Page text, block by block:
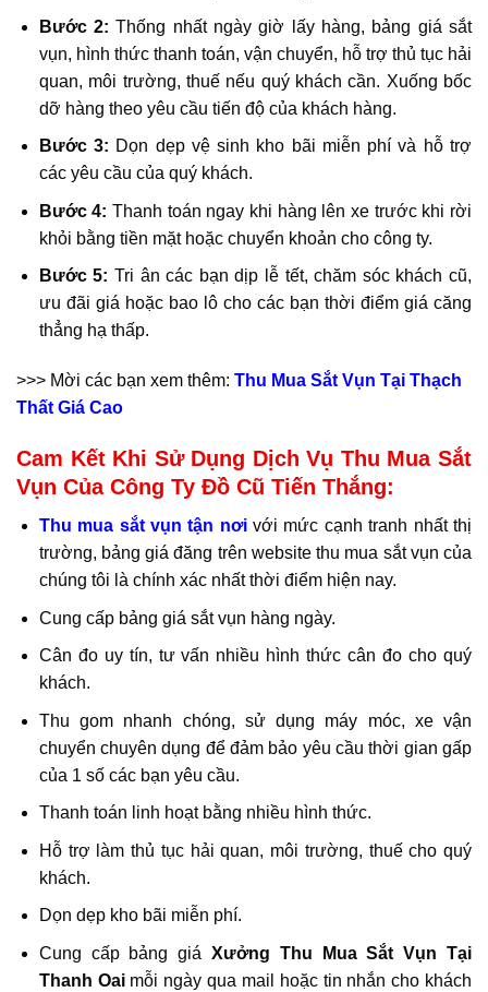
Bước 2:Thống nhất ngày giờ lấy hàng, bảng giá sắt
vụn, hình thức thanh toán, vận chuyển, hỗ trợ thủ tục hải
quan, môi trường, thuế nếu quý khách cần. Xuống bốc
dỡ hàng theo yêu cầu tiến độ của khách hàng.
Bước 3: Dọn dẹp vệ sinh kho bãi miễn phí và hỗ trợ
các yêu cầu của quý khách.
Bước 4: Thanh toán ngay khi hàng lên xe trước khi rời
khỏi bằng tiền mặt hoặc chuyển khoản cho công ty.
Bước 5: Tri ân các bạn dịp lễ tết, chăm sóc khách cũ,
ưu đãi giá hoặc bao lô cho các bạn thời điểm giá căng
thẳng hạ thấp.
>>> Mời các bạn xem thêm: Thu Mua Sắt Vụn Tại Thạch
Thất Giá Cao
Cam Kết Khi Sử Dụng Dịch Vụ Thu Mua Sắt
Vụn Của Công Ty Đồ Cũ Tiến Thắng:
Thu mua sắt vụn tận nơivới mức cạnh tranh nhất thị
trường, bảng giá đăng trên website thu mua sắt vụn của
chúng tôi là chính xác nhất thời điểm hiện nay.
Cung cấp bảng giá sắt vụn hàng ngày.
Cân đo uy tín, tư vấn nhiều hình thức cân đo cho quý
khách.
Thu gom nhanh chóng, sử dụng máy móc, xe vận
chuyển chuyên dụng để đảm bảo yêu cầu thời gian gấp
của 1 số các bạn yêu cầu.
Thanh toán linh hoạt bằng nhiều hình thức.
Hỗ trợ làm thủ tục hải quan, môi trường, thuế cho quý
khách.
Dọn dẹp kho bãi miễn phí.
Cung cấp bảng giá Xưởng Thu Mua Sắt Vụn Tại
Thanh Oaimỗi ngày qua mail hoặc tin nhắn cho khách